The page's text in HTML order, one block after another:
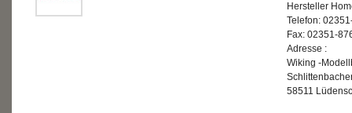
Hersteller
Telefon:
Fax: 02351-
Adresse :
Wiking -
58511